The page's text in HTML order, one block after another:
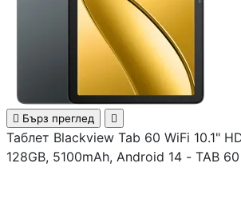
 Бърз преглед 
Таблет Blackview Tab 60 WiFi 10.1"
128GB, 5100mAh, Android 14 - TAB 60